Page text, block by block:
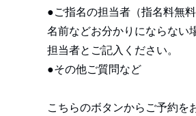
●ご指名の担当者（指名料無料
名前などお分かりにならない
担当者とご記入ください。
●その他ご質問など
こちらのボタンからご予約を